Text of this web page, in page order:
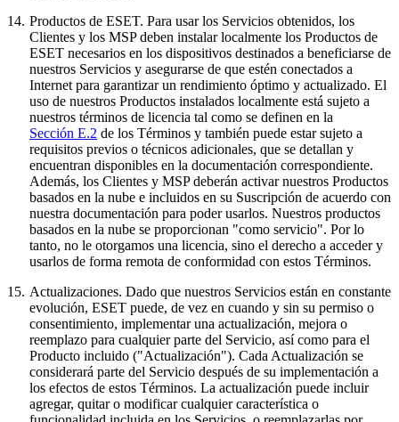
14. Productos de ESET. Para usar los Servicios obtenidos, los
Clientes y los MSP deben instalar localmente los Productos de
ESET necesarios en los dispositivos destinados a beneficiarse de
nuestros Servicios y asegurarse de que estén conectados a
Internet para garantizar un rendimiento óptimo y actualizado. El
uso de nuestros Productos instalados localmente está sujeto a
nuestros términos de licencia tal como se definen en la
Sección E.2 de los Términos y también puede estar sujeto a
requisitos previos o técnicos adicionales, que se detallan y
encuentran disponibles en la documentación correspondiente.
Además, los Clientes y MSP deberán activar nuestros Productos
basados en la nube e incluidos en su Suscripción de acuerdo con
nuestra documentación para poder usarlos. Nuestros productos
basados en la nube se proporcionan "como servicio". Por lo
tanto, no le otorgamos una licencia, sino el derecho a acceder y
usarlos de forma remota de conformidad con estos Términos.
15. Actualizaciones. Dado que nuestros Servicios están en constante
evolución, ESET puede, de vez en cuando y sin su permiso o
consentimiento, implementar una actualización, mejora o
reemplazo para cualquier parte del Servicio, así como para el
Producto incluido ("Actualización"). Cada Actualización se
considerará parte del Servicio después de su implementación a
los efectos de estos Términos. La actualización puede incluir
agregar, quitar o modificar cualquier característica o